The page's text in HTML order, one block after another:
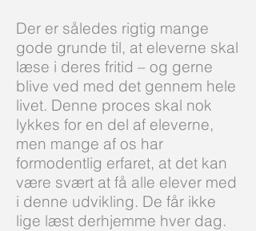
Der er således rigtig mange
gode grunde til, at eleverne skal
læse i deres fritid – og gerne
blive ved med det gennem hele
livet. Denne proces skal nok
lykkes for en del af eleverne,
men mange af os har
formodentlig erfaret, at det kan
være svært at få alle elever med
i denne udvikling. De får ikke
lige læst derhjemme hver dag.